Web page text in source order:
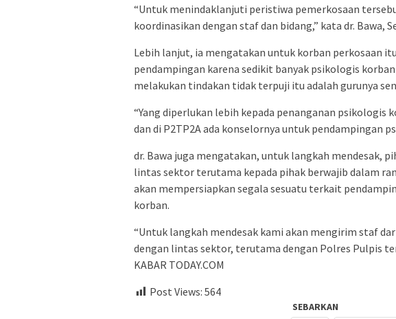
“Untuk menindaklanjuti peristiwa pemerkosaan
koordinasikan dengan staf dan bidang,” kata dr. Bawa,
Lebih lanjut, ia mengatakan untuk korban perkosaan
pendampingan karena sedikit banyak psikologis
melakukan tindakan tidak terpuji itu adalah gurunya
“Yang diperlukan lebih kepada penanganan psikologis
dan di P2TP2A ada konselornya untuk pendampingan
dr. Bawa juga mengatakan, untuk langkah mendesak,
lintas sektor terutama kepada pihak berwajib dalam
akan mempersiapkan segala sesuatu terkait
korban.
“Untuk langkah mendesak kami akan mengirim staf
dengan lintas sektor, terutama dengan Polres Pulpis
KABAR TODAY.COM
Post Views: 564
SEBARKAN